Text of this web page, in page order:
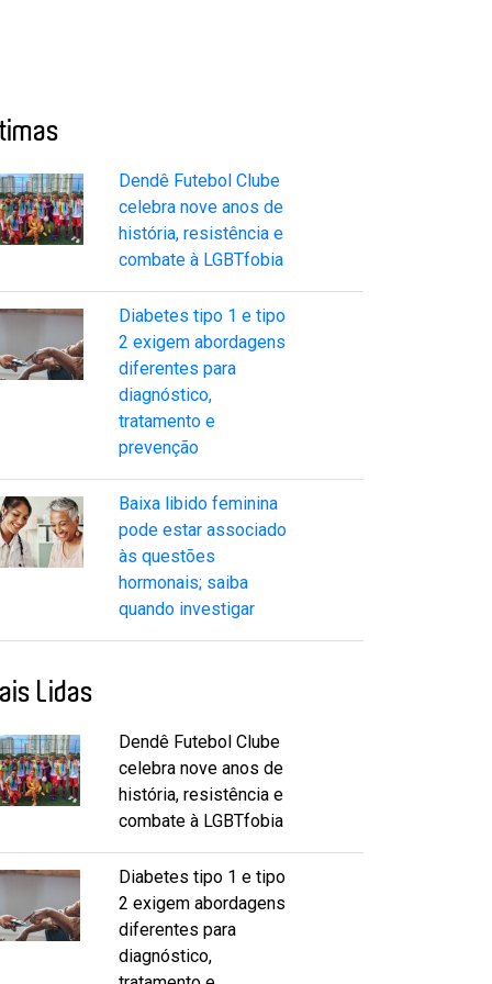
Dendê Futebol Clube
celebra nove anos de
história, resistência e
combate à LGBTfobia
Diabetes tipo 1 e tipo
2 exigem abordagens
diferentes para
diagnóstico,
tratamento e
prevenção
Baixa libido feminina
pode estar associado
às questões
hormonais; saiba
quando investigar
Lidas
Dendê Futebol Clube
celebra nove anos de
história, resistência e
combate à LGBTfobia
Diabetes tipo 1 e tipo
2 exigem abordagens
diferentes para
diagnóstico,